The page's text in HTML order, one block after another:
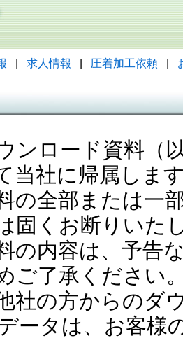
求人情報 圧着加工依頼
ンロード資料（
当社に帰属しま
の全部または一
固くお断りいた
の内容は、予告
ご了承ください
社の方からのダ
ータは、お客様